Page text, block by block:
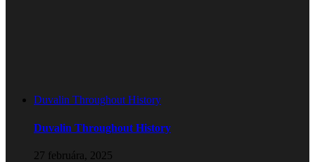
Duvalin Throughout History
Duvalin Throughout History
27 februára, 2025